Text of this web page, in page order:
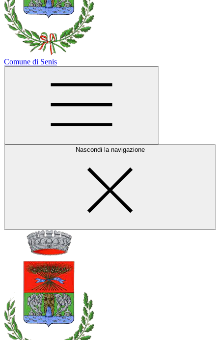
Comune di Senis
Nascondi la navigazione